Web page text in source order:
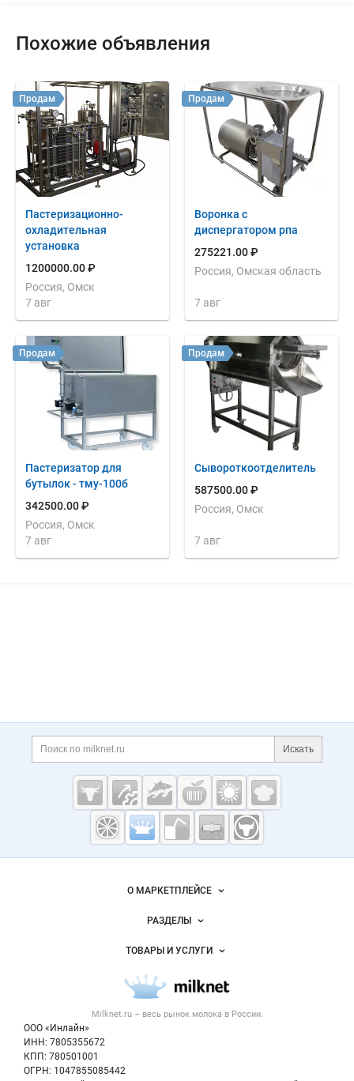
Похожие объявления
Пастеризационно-
охладительная
установка
1200000.00 ₽
Россия, Омск
7 авг
Продам
Воронка с
диспергатором рпа
275221.00 ₽
Россия, Омская область
7 авг
Продам
Пастеризатор для
бутылок - тму-100б
342500.00 ₽
Россия, Омск
7 авг
Продам
Сывороткоотделитель
587500.00 ₽
Россия, Омск
7 авг
Продам
Дополнительная информация
Поиск по сайту и
Искать
Cсылки на полезные проекты
Молочная
промышленность
Milknet.ru
Важные разделы и контакты
Milknet.ru – весь рынок молокав России.
ООО «Инлайн»
ИНН: 7805355672
КПП: 780501001
ОГРН: 1047855085442
Навигация по сайтуО МАРКЕТПЛЕЙСЕ
Новости Milknet.ru
Размещение рекламы
Публичная оферта
Контактная информация
Политика обработки персональных данных
РАЗДЕЛЫ
Объявления
Новости рынка
ТОВАРЫ И УСЛУГИ
Молочная продукция
Вторичное сырье
Оборудование